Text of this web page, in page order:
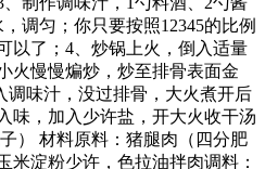
调匀；你只要按照12345的比例
以了；4、炒锅上火，倒入适量
火慢慢煸炒，炒至排骨表面金
调味汁，没过排骨，大火煮开后
味，加入少许盐，开大火收干汤
） 材料原料：猪腿肉（四分肥
米淀粉少许，色拉油拌肉调料：